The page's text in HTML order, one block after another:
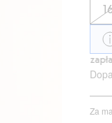
Kup teraz, a zapłać
Za
na